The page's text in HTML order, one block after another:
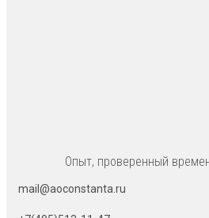
Опыт, проверенный
mail@aoconstanta.ru